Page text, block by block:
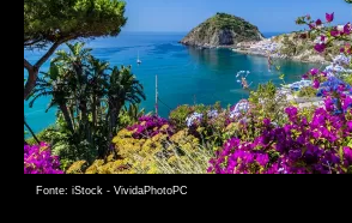
Fonte: iStock - VividaPhotoPC